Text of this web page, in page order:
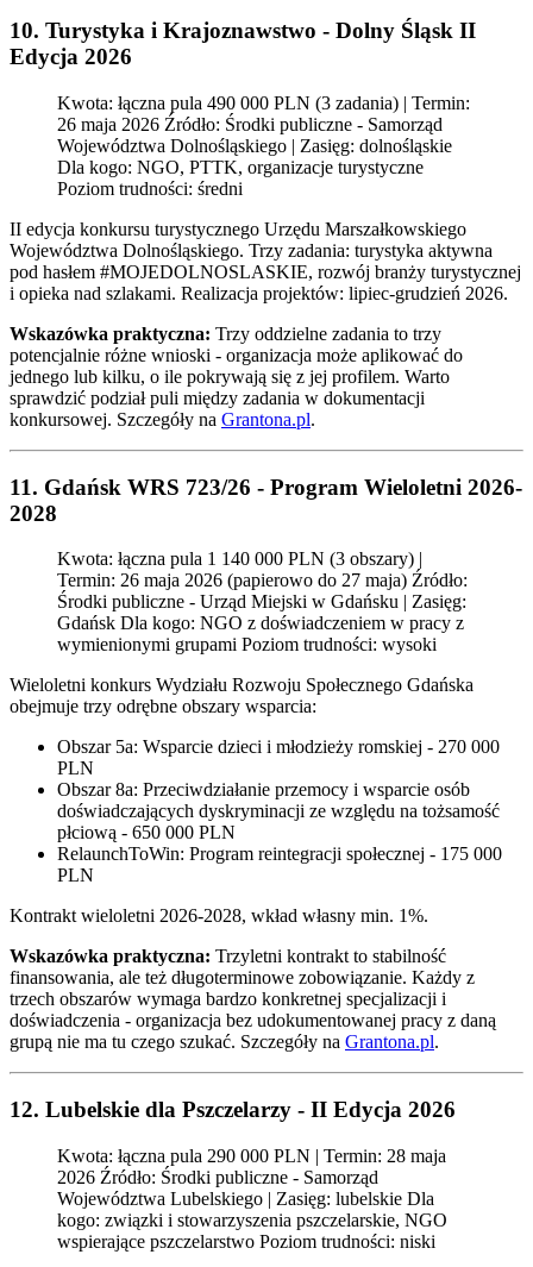
10. Turystyka i Krajoznawstwo - Dolny Śląsk II
Edycja 2026
Kwota: łączna pula 490 000 PLN (3 zadania) | Termin:
26 maja 2026 Źródło: Środki publiczne - Samorząd
Województwa Dolnośląskiego | Zasięg: dolnośląskie
Dla kogo: NGO, PTTK, organizacje turystyczne
Poziom trudności: średni
II edycja konkursu turystycznego Urzędu Marszałkowskiego
Województwa Dolnośląskiego. Trzy zadania: turystyka aktywna
pod hasłem #MOJEDOLNOSLASKIE, rozwój branży turystycznej
i opieka nad szlakami. Realizacja projektów: lipiec-grudzień 2026.
Wskazówka praktyczna: Trzy oddzielne zadania to trzy
potencjalnie różne wnioski - organizacja może aplikować do
jednego lub kilku, o ile pokrywają się z jej profilem. Warto
sprawdzić podział puli między zadania w dokumentacji
konkursowej. Szczegóły na Grantona.pl.
11. Gdańsk WRS 723/26 - Program Wieloletni 2026-
2028
Kwota: łączna pula 1 140 000 PLN (3 obszary) |
Termin: 26 maja 2026 (papierowo do 27 maja) Źródło:
Środki publiczne - Urząd Miejski w Gdańsku | Zasięg:
Gdańsk Dla kogo: NGO z doświadczeniem w pracy z
wymienionymi grupami Poziom trudności: wysoki
Wieloletni konkurs Wydziału Rozwoju Społecznego Gdańska
obejmuje trzy odrębne obszary wsparcia:
Obszar 5a: Wsparcie dzieci i młodzieży romskiej - 270 000
PLN
Obszar 8a: Przeciwdziałanie przemocy i wsparcie osób
doświadczających dyskryminacji ze względu na tożsamość
płciową - 650 000 PLN
RelaunchToWin: Program reintegracji społecznej - 175 000
PLN
Kontrakt wieloletni 2026-2028, wkład własny min. 1%.
Wskazówka praktyczna: Trzyletni kontrakt to stabilność
finansowania, ale też długoterminowe zobowiązanie. Każdy z
trzech obszarów wymaga bardzo konkretnej specjalizacji i
doświadczenia - organizacja bez udokumentowanej pracy z daną
grupą nie ma tu czego szukać. Szczegóły na Grantona.pl.
12. Lubelskie dla Pszczelarzy - II Edycja 2026
Kwota: łączna pula 290 000 PLN | Termin: 28 maja
2026 Źródło: Środki publiczne - Samorząd
Województwa Lubelskiego | Zasięg: lubelskie Dla
kogo: związki i stowarzyszenia pszczelarskie, NGO
wspierające pszczelarstwo Poziom trudności: niski